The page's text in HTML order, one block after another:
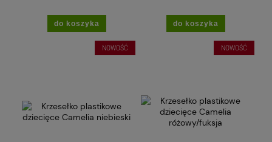
do koszyka do koszyka
NOWOŚĆ NOWOŚĆ